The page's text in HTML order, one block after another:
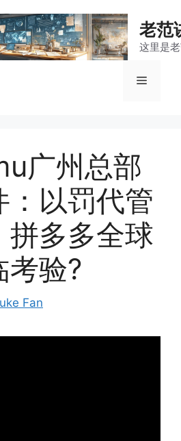
老范
这里是
菜
广州总部
：以罚代管
拼多多全球
考验?
Fan